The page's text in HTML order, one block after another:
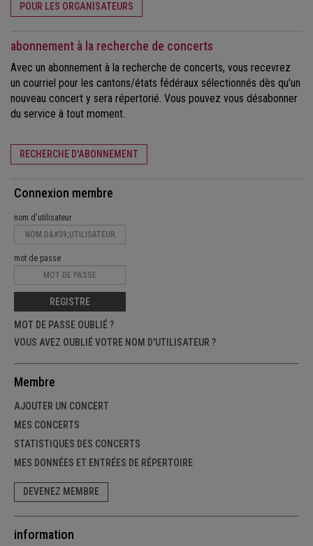
POUR LES ORGANISATEURS
abonnement à la recherche de concerts
Avec un abonnement à la recherche de concerts, vous recevrez
un courriel pour les cantons/états fédéraux sélectionnés dès qu'un
nouveau concert y sera répertorié. Vous pouvez vous désabonner
du service à tout moment.
RECHERCHE D'ABONNEMENT
Connexion membre
nom d'utilisateur
mot de passe
REGISTRE
MOT DE PASSE OUBLIÉ ?
VOUS AVEZ OUBLIÉ VOTRE NOM D'UTILISATEUR ?
Membre
AJOUTER UN CONCERT
MES CONCERTS
STATISTIQUES DES CONCERTS
MES DONNÉES ET ENTRÉES DE RÉPERTOIRE
DEVENEZ MEMBRE
information